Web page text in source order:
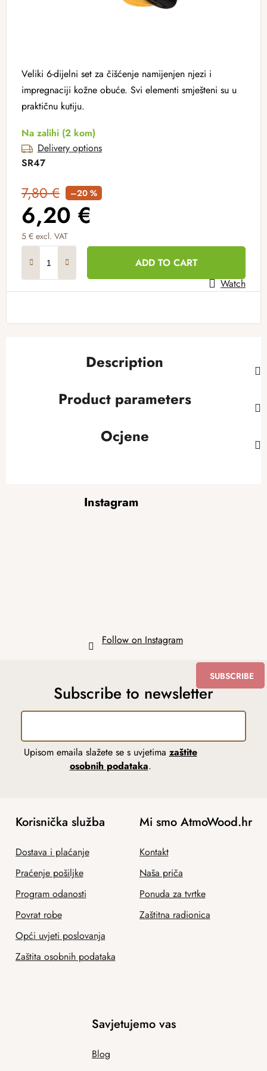
Veliki 6-dijelni set za čišćenje namijenjen njezi i
impregnaciji kožne obuće. Svi elementi smješteni su u
praktičnu kutiju.
Na zalihi (2 kom)
Delivery options
SR47
7,80 € –20 %
6,20 €
5 € excl. VAT
ADD TO CART
Watch
Description
Product parameters
Ocjene
Instagram
Follow on Instagram
Subscribe to newsletter
Upisom emaila slažete se s uvjetima zaštite
osobnih podataka.
SUBSCRIBE
Korisnička služba
Dostava i plaćanje
Praćenje pošiljke
Program odanosti
Povrat robe
Opći uvjeti poslovanja
Zaštita osobnih podataka
Mi smo AtmoWood.hr
Kontakt
Naša priča
Ponuda za tvrtke
Zaštitna radionica
Savjetujemo vas
Blog